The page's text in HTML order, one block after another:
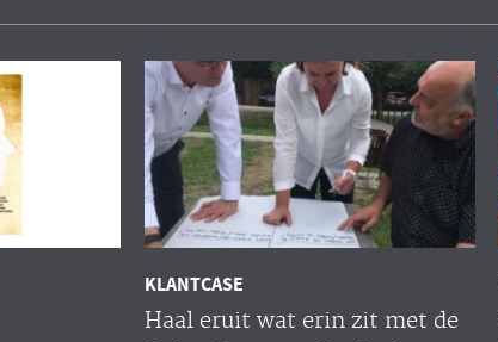
KLANTCASE
Haal eruit wat erin zit met de